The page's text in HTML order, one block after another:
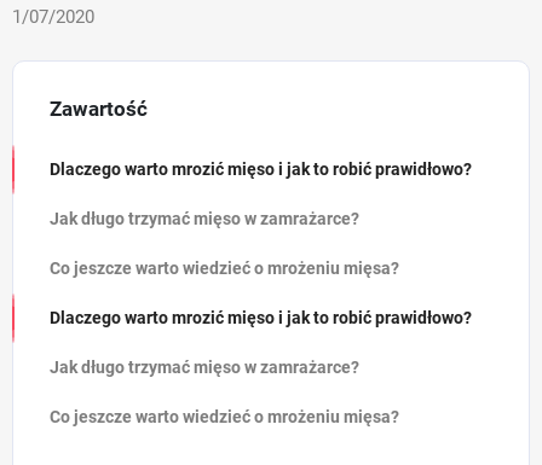
1/07/2020
Zawartość
Dlaczego warto mrozić mięso i jak to robić prawidłowo?
Jak długo trzymać mięso w zamrażarce?
Co jeszcze warto wiedzieć o mrożeniu mięsa?
Dlaczego warto mrozić mięso i jak to robić prawidłowo?
Jak długo trzymać mięso w zamrażarce?
Co jeszcze warto wiedzieć o mrożeniu mięsa?